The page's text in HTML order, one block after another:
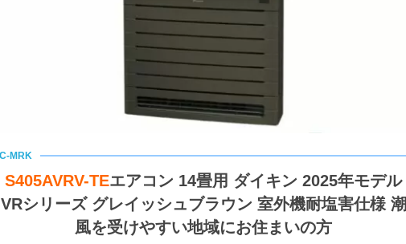
S405AVRV-TEエアコン 14畳用 ダイキン 2025年モデル
VRシリーズ グレイッシュブラウン 室外機耐塩害仕様 潮
風を受けやすい地域にお住まいの方